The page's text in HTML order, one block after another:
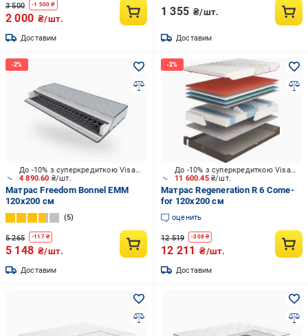
3 500 -1 500 ₴
2 000 ₴/шт.
Доставим
1 355 ₴/шт.
Доставим
4 890.60 ₴/шт.
До -10% з суперкредиткою Visa Вигода
Матрас Freedom Bonnel ЕММ
120x200 см
5
5 265 -117₴
5 148 ₴/шт.
Доставим
11 600.45 ₴/шт.
До -10% з суперкредиткою Visa Вигода
Матрас Regeneration R 6 Come-
for 120x200 см
оценить
12 519 -308₴
12 211 ₴/шт.
Доставим